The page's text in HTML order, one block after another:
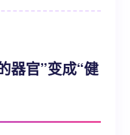
器官”变成“健